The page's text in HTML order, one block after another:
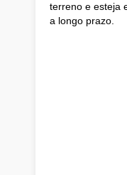
terreno e esteja
a longo prazo.